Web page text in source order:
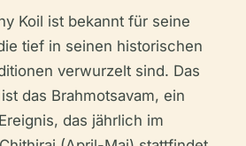
Koil ist bekannt für seine
tief in seinen historischen
verwurzelt sind. Das
das Brahmotsavam, ein
das jährlich im